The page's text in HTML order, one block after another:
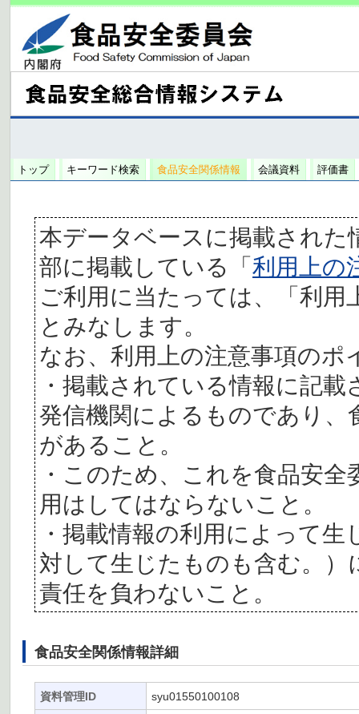
トップ キーワード検索 食品安全関係情報 会議資料 評価書
本データベースに掲載された
部に掲載している「利用上の
ご利用に当たっては、「利
とみなします。
なお、利用上の注意事項の
・掲載されている情報に記
発信機関によるものであり、
があること。
・このため、これを食品安
用はしてはならないこと。
・掲載情報の利用によって
対して生じたものも含む。
責任を負わないこと。
食品安全関係情報詳細
資料管理ID syu01550100108